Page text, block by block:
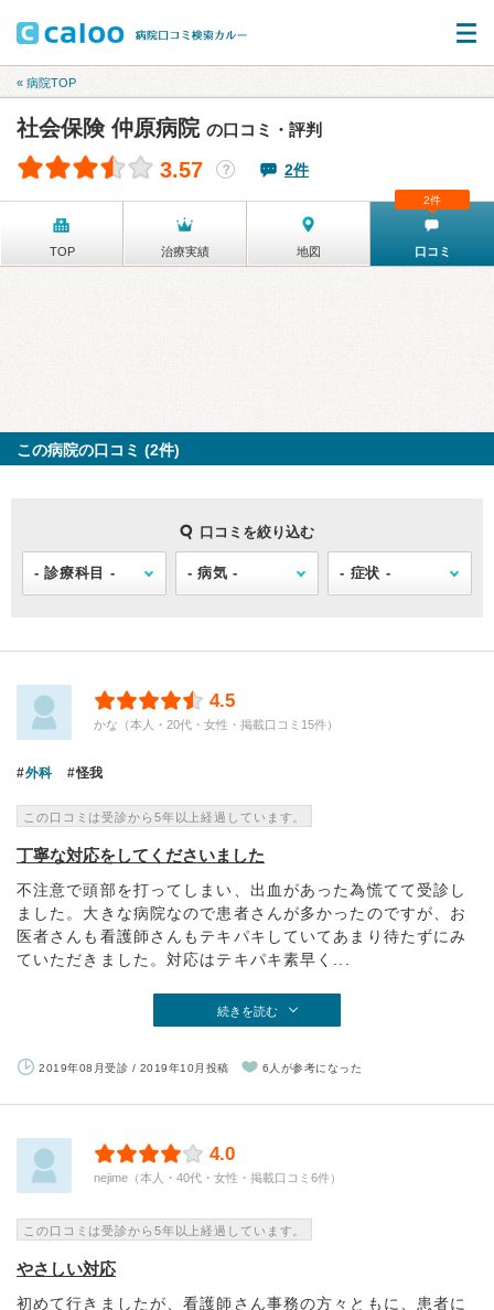
« 病院TOP
社会保険 仲原病院 の口コミ・評判
3.57 ？ 2件
TOP 治療実績 地図 口コミ
2件
この病院の口コミ (2件)
口コミを絞り込む
4.5
かな（本人・20代・女性・掲載口コミ15件）
外科 怪我
この口コミは受診から5年以上経過しています。
丁寧な対応をしてくださいました
不注意で頭部を打ってしまい、出血があった為慌てて受診し
ました。大きな病院なので患者さんが多かったのですが、お
医者さんも看護師さんもテキパキしていてあまり待たずにみ
ていただきました。対応はテキパキ素早く...
続きを読む
2019年08月受診 / 2019年10月投稿 6人が参考になった
4.0
nejime（本人・40代・女性・掲載口コミ6件）
この口コミは受診から5年以上経過しています。
やさしい対応
初めて行きましたが、看護師さん事務の方々ともに、患者に